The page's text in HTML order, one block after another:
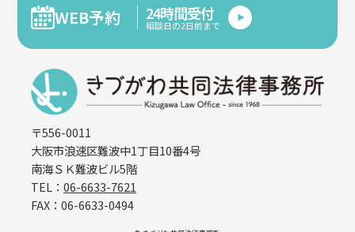
WEB予約 24時間受付
相談日の2日前まで
〒556-0011
大阪市浪速区難波中1丁目10番4号
南海ＳＫ難波ビル5階
TEL： 06-6633-7621
FAX：06-6633-0494